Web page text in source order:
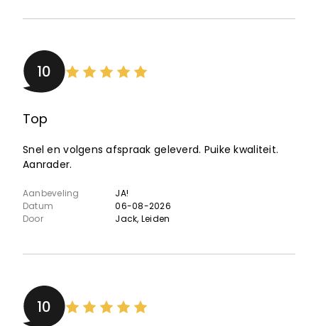
10
Top
Snel en volgens afspraak geleverd. Puike kwaliteit.
Aanrader.
Aanbeveling
JA!
Datum
06-08-2026
Door
Jack, Leiden
10